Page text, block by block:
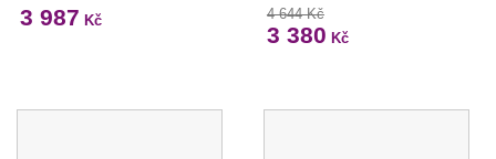
3 987 Kč 4 644 Kč
3 380 Kč